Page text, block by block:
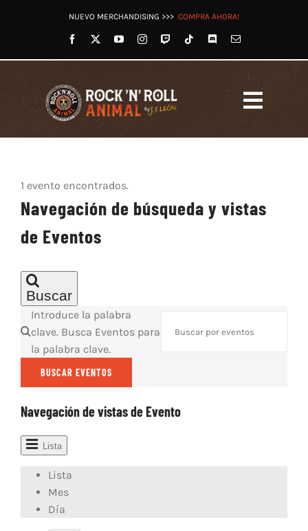
NUEVO MERCHANDISING >>> COMPRA AHORA!
OTROS PODCASTS
VÍDEOS
TWITCH
TIENDA
BLOG
ARTÍCULOS
QUÉ HACEMOS
MECENAZGO
CONTACTO
BIO
1 evento encontrados.
Eventos
Navegación de búsqueda y vistas
de Eventos
Buscar
Introduce la palabra
clave. Busca Eventos para
la palabra clave.
BUSCAR EVENTOS
Navegación de vistas de Evento
Lista
Lista
Mes
Día